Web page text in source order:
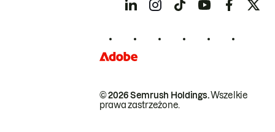
© 2026 Semrush Holdings.Wszelkie
prawa zastrzeżone.